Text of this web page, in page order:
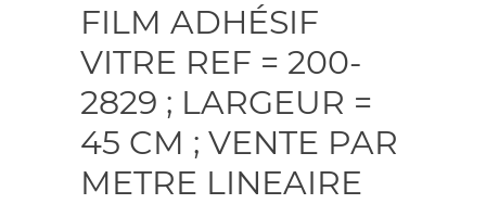
FILM ADHÉSIF
VITRE REF = 200-
2829 ; LARGEUR =
45 CM ; VENTE PAR
METRE LINEAIRE